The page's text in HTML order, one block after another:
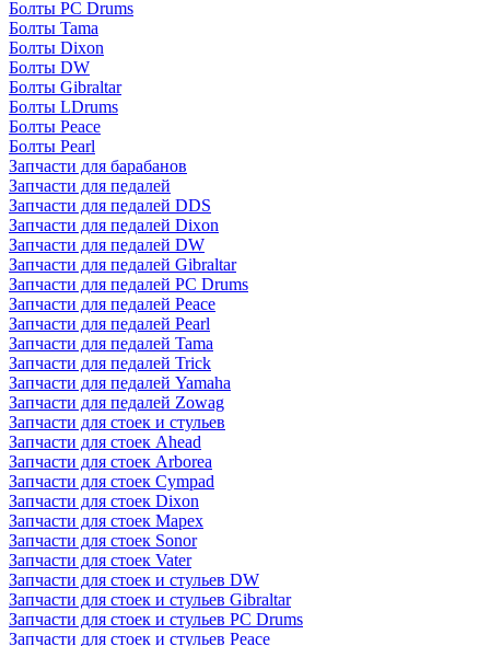
Болты PC Drums
Болты Tama
Болты Dixon
Болты DW
Болты Gibraltar
Болты LDrums
Болты Peace
Болты Pearl
Запчасти для барабанов
Запчасти для педалей
Запчасти для педалей DDS
Запчасти для педалей Dixon
Запчасти для педалей DW
Запчасти для педалей Gibraltar
Запчасти для педалей PC Drums
Запчасти для педалей Peace
Запчасти для педалей Pearl
Запчасти для педалей Tama
Запчасти для педалей Trick
Запчасти для педалей Yamaha
Запчасти для педалей Zowag
Запчасти для стоек и стульев
Запчасти для стоек Ahead
Запчасти для стоек Arborea
Запчасти для стоек Cympad
Запчасти для стоек Dixon
Запчасти для стоек Mapex
Запчасти для стоек Sonor
Запчасти для стоек Vater
Запчасти для стоек и стульев DW
Запчасти для стоек и стульев Gibraltar
Запчасти для стоек и стульев PC Drums
Запчасти для стоек и стульев Peace